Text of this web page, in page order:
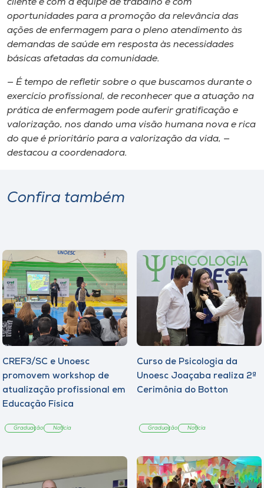
cliente e com a equipe de trabalho e com
oportunidades para a promoção da relevância das
ações de enfermagem para o pleno atendimento às
demandas de saúde em resposta às necessidades
básicas afetadas da comunidade.
— É tempo de refletir sobre o que buscamos durante o
exercício profissional, de reconhecer que a atuação na
prática de enfermagem pode auferir gratificação e
valorização, nos dando uma visão humana nova e rica
do que é prioritário para a valorização da vida, —
destacou a coordenadora.
Confira também
CREF3/SC e Unoesc
promovem workshop de
atualização profissional em
Educação Física
Graduação Notícia
Curso de Psicologia da
Unoesc Joaçaba realiza 2ª
Cerimônia do Botton
Graduação Notícia